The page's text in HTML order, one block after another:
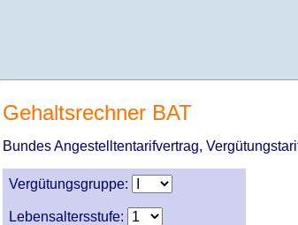
Gehaltsrechner BAT
Bundes Angestelltentarifvertrag,
Vergütungsgruppe:
Lebensaltersstufe: